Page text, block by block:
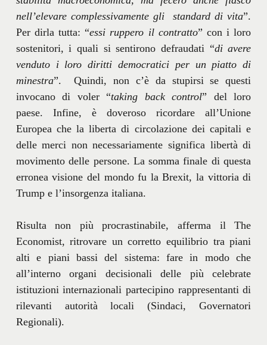
nell’elevare complessivamente gli standard di vita”.
Per dirla tutta: “essi ruppero il contratto” con i loro
sostenitori, i quali si sentirono defraudati “di avere
venduto i loro diritti democratici per un piatto di
minestra”. Quindi, non c’è da stupirsi se questi
invocano di voler “taking back control” del loro
paese. Infine, è doveroso ricordare all’Unione
Europea che la liberta di circolazione dei capitali e
delle merci non necessariamente significa libertà di
movimento delle persone. La somma finale di questa
erronea visione del mondo fu la Brexit, la vittoria di
Trump e l’insorgenza italiana.
Risulta non più procrastinabile, afferma il The
Economist, ritrovare un corretto equilibrio tra piani
alti e piani bassi del sistema: fare in modo che
all’interno organi decisionali delle più celebrate
istituzioni internazionali partecipino rappresentanti di
rilevanti autorità locali (Sindaci, Governatori
Regionali).